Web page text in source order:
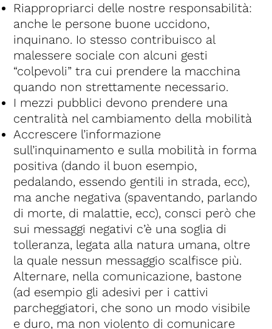
Riappropriarci delle nostre responsabilità:
anche le persone buone uccidono,
inquinano. Io stesso contribuisco al
malessere sociale con alcuni gesti
“colpevoli” tra cui prendere la macchina
quando non strettamente necessario.
I mezzi pubblici devono prendere una
centralità nel cambiamento della mobilità
Accrescere l’informazione
sull’inquinamento e sulla mobilità in forma
positiva (dando il buon esempio,
pedalando, essendo gentili in strada, ecc),
ma anche negativa (spaventando, parlando
di morte, di malattie, ecc), consci però che
sui messaggi negativi c’è una soglia di
tolleranza, legata alla natura umana, oltre
la quale nessun messaggio scalfisce più.
Alternare, nella comunicazione, bastone
(ad esempio gli adesivi per i cattivi
parcheggiatori, che sono un modo visibile
e duro, ma non violento di comunicare